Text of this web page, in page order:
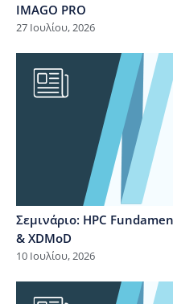
IMAGO PRO
27 Ιουλίου, 2026
Σεμινάριο: HPC
& XDMoD
10 Ιουλίου, 2026